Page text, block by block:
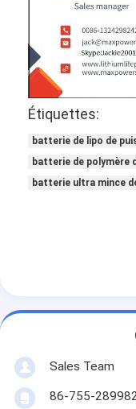
Étiquettes:
batterie de lipo de
batterie de polymère
batterie ultra mince
Sales Team
86-755-